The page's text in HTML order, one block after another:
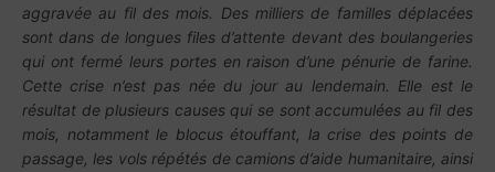
aggravée au fil des mois. Des milliers de familles déplacées
sont dans de longues files d’attente devant des boulangeries
qui ont fermé leurs portes en raison d’une pénurie de farine.
Cette crise n’est pas née du jour au lendemain. Elle est le
résultat de plusieurs causes qui se sont accumulées au fil des
mois, notamment le blocus étouffant, la crise des points de
passage, les vols répétés de camions d’aide humanitaire, ainsi